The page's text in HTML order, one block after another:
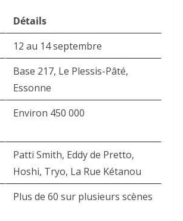
Détails
12 au 14 septembre
Base 217, Le Plessis-Pâté,
Essonne
Environ 450 000
Patti Smith, Eddy de Pretto,
Hoshi, Tryo, La Rue Kétanou
Plus de 60 sur plusieurs scènes